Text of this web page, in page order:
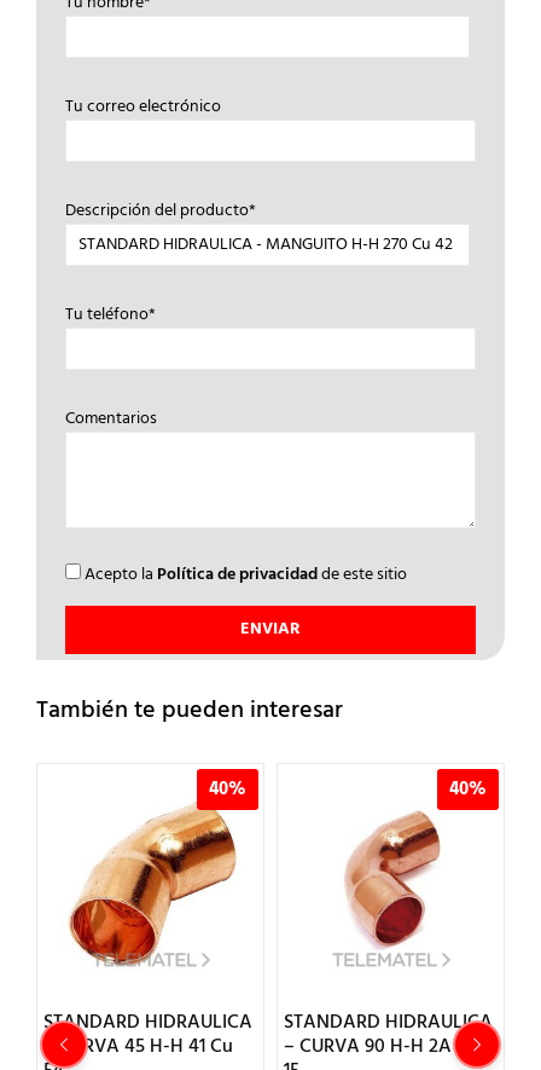
Tu correo electrónico
Descripción del producto*
Tu teléfono*
Comentarios
Acepto la Política de privacidadde este sitio
También te pueden interesar
H 41 Cu
STANDARD HIDRAULICA
– CURVA 90 H-H 2A Cu
STANDARD
– CURVA 90 H-H